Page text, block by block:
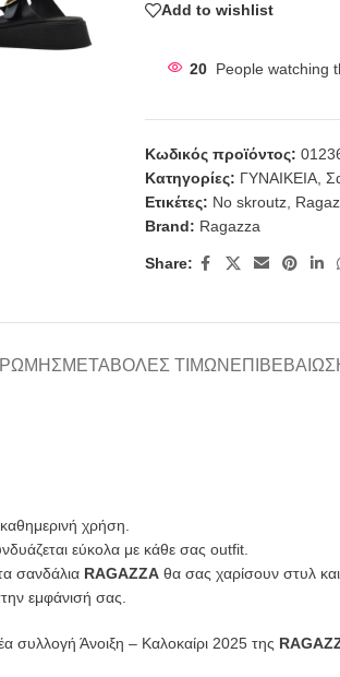
Add to wishlist
20 People watching
Κωδικός προϊόντος:
Κατηγορίες: ΓΥΝΑΙΚΕΙΑ,
Ετικέτες: No skroutz,
Brand: Ragazza
Share:
ΜΕΤΑΒΟΛΈΣ ΤΙΜΏΝ
χρήση.
εύκολα με κάθε σας outfit.
σανδάλια RAGAZZA θα σας χαρίσουν στυλ
εμφάνισή σας.
συλλογή Άνοιξη – Καλοκαίρι 2025 της